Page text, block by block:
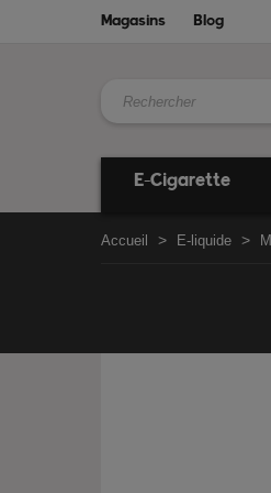
Magasins Blog
E-Cigarette
Accueil E-liquide